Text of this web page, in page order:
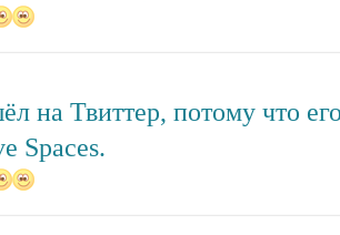
на Твиттер, потому что
Spaces.